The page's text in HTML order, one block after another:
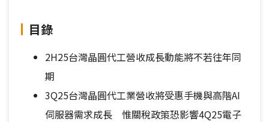
目錄
2H25台灣晶圓代工營收成長動能將不若往年同
期
3Q25台灣晶圓代工業營收將受惠手機與高階AI
伺服器需求成長 惟關稅政策恐影響4Q25電子